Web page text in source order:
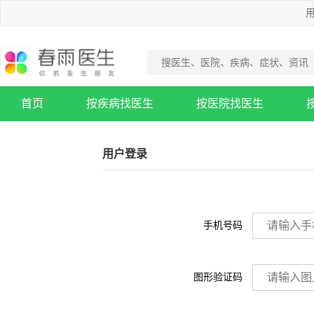
首页 按疾病找医生 按医院找医生
用户登录
手机号码
图形验证码